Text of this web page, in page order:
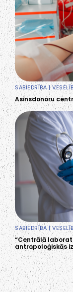
SABIEDRĪBA|
Asinsdonoru
SABIEDRĪBA|
“Centrālā
antropoloģiskās